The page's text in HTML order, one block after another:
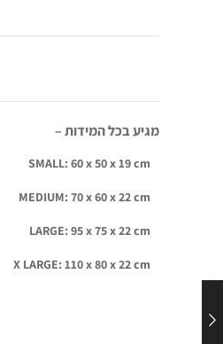
מגיע בכל המידות –
SMALL: 60 x 50 x 19 cm
MEDIUM: 70 x 60 x 22 cm
LARGE: 95 x 75 x 22 cm
X LARGE: 110 x 80 x 22 cm